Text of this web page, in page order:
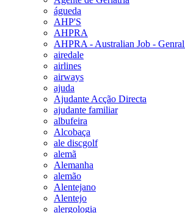
águeda
AHP'S
AHPRA
AHPRA - Australian Job -
airedale
airlines
airways
ajuda
Ajudante Acção Directa
ajudante familiar
albufeira
Alcobaça
ale discgolf
alemã
Alemanha
alemão
Alentejano
Alentejo
alergologia